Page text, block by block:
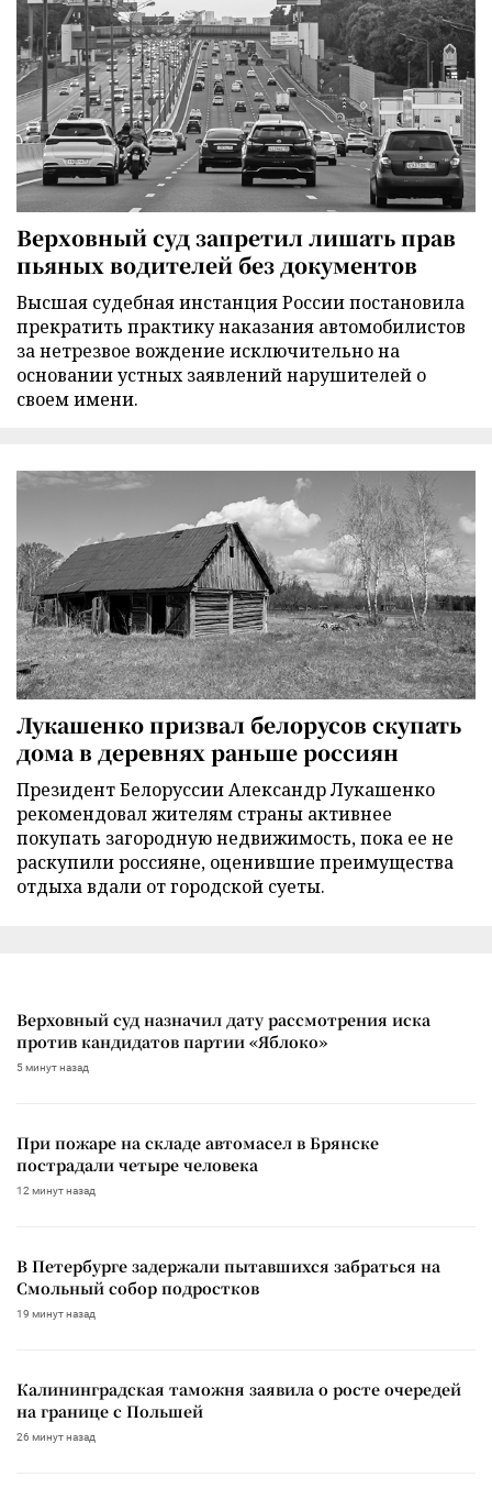
Верховный суд запретил лишать прав
пьяных водителей без документов
Высшая судебная инстанция России постановила
прекратить практику наказания автомобилистов
за нетрезвое вождение исключительно на
основании устных заявлений нарушителей о
своем имени.
Лукашенко призвал белорусов скупать
дома в деревнях раньше россиян
Президент Белоруссии Александр Лукашенко
рекомендовал жителям страны активнее
покупать загородную недвижимость, пока ее не
раскупили россияне, оценившие преимущества
отдыха вдали от городской суеты.
Верховный суд назначил дату рассмотрения иска
против кандидатов партии «Яблоко»
5 минут назад
При пожаре на складе автомасел в Брянске
пострадали четыре человека
12 минут назад
В Петербурге задержали пытавшихся забраться на
Смольный собор подростков
19 минут назад
Калининградская таможня заявила о росте очередей
на границе с Польшей
26 минут назад